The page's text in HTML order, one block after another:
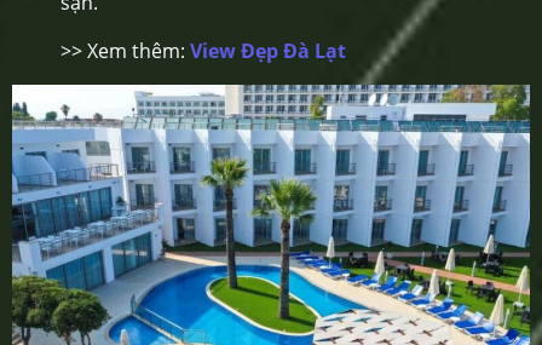
>> Xem thêm: View Đẹp Đà Lạt